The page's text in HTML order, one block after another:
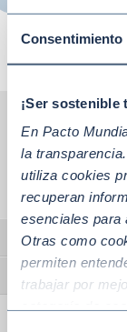
Consentimiento
¡Ser sostenible
En Pacto
la
utiliza cookies
recuperan
esenciales para
Otras como
permiten
trabajar por
Alternar alto
Alternar tamaño de